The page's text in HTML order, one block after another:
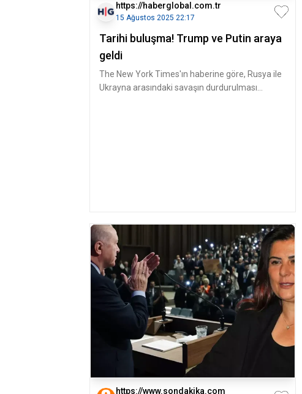
https://haberglobal.com.tr
15 Ağustos 2025 22:17
Tarihi buluşma! Trump ve Putin araya
geldi
The New York Times'ın haberine göre, Rusya ile
Ukrayna arasındaki savaşın durdurulması
https://www.sondakika.com